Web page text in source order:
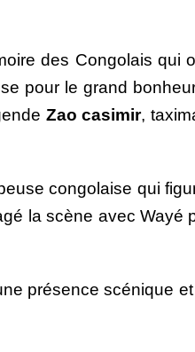
des Congolais qui
pour le grand
Zao casimir,
congolaise qui
la scène avec Wayé
présence scénique